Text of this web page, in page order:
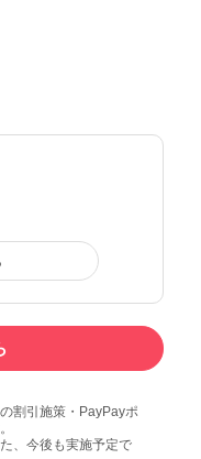
割引施策・PayPayポ
、今後も実施予定で